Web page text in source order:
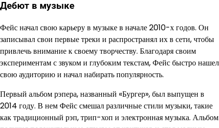
Дебют в музыке
Фейс начал свою карьеру в музыке в начале 2010-х годов. Он
записывал свои первые треки и распространял их в сети, чтобы
привлечь внимание к своему творчеству. Благодаря своим
экспериментам с звуком и глубоким текстам, Фейс быстро нашел
свою аудиторию и начал набирать популярность.
Первый альбом рэпера, названный «Бургер», был выпущен в
2014 году. В нем Фейс смешал различные стили музыки, такие
как традиционный рэп, трип-хоп и электронная музыка. Альбом